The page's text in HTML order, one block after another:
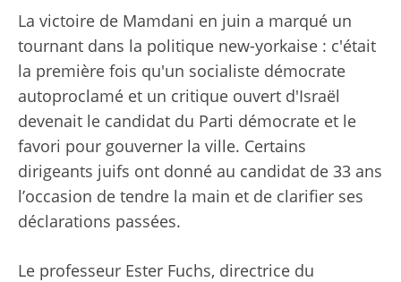
La victoire de Mamdani en juin a marqué un
tournant dans la politique new-yorkaise : c'était
la première fois qu'un socialiste démocrate
autoproclamé et un critique ouvert d'Israël
devenait le candidat du Parti démocrate et le
favori pour gouverner la ville. Certains
dirigeants juifs ont donné au candidat de 33 ans
l’occasion de tendre la main et de clarifier ses
déclarations passées.
Le professeur Ester Fuchs, directrice du